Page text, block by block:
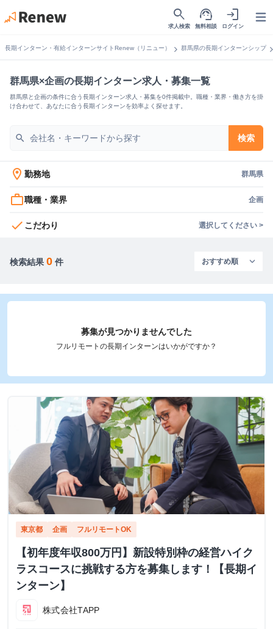
search
求人検索
support_agent
無料相談
login
ログイン
長期インターン・有給インターンサイトRenew（リニュー） chevron_right 群馬県の長期インターンシップ
群馬県×企画の長期インターン求人・募集一覧
群馬県と企画の条件に合う長期インターン求人・募集を0件掲載中。職種・業界・働き方を掛
け合わせて、あなたに合う長期インターンを効率よく探せます。
search 検索
location_on 勤務地 群馬県
work_outline職種・業界 企画
check こだわり 選択してください >
検索結果 0 件
募集が見つかりませんでした
フルリモートの長期インターンはいかがですか？
東京都 企画 フルリモートOK
【初年度年収800万円】新設特別枠の経営ハイク
ラスコースに挑戦する方を募集します！【長期イ
ンターン】
株式会社TAPP